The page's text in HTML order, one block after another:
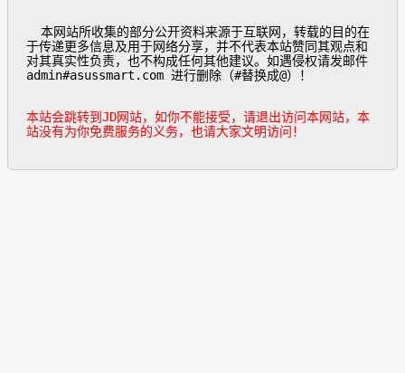
于传递更多信息及用于网络分享，并不代表本站赞同其观点和
对其真实性负责，也不构成任何其他建议。如遇侵权请发邮件
admin#asussmart.com 进行删除（#替换成@）！
本站会跳转到JD网站，如你不能接受，请退出访问本网站，本
站没有为你免费服务的义务，也请大家文明访问！